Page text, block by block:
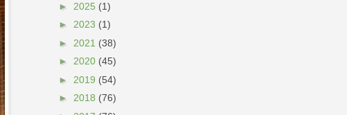
► 2025 (1)
► 2023 (1)
► 2021 (38)
► 2020 (45)
► 2019 (54)
► 2018 (76)